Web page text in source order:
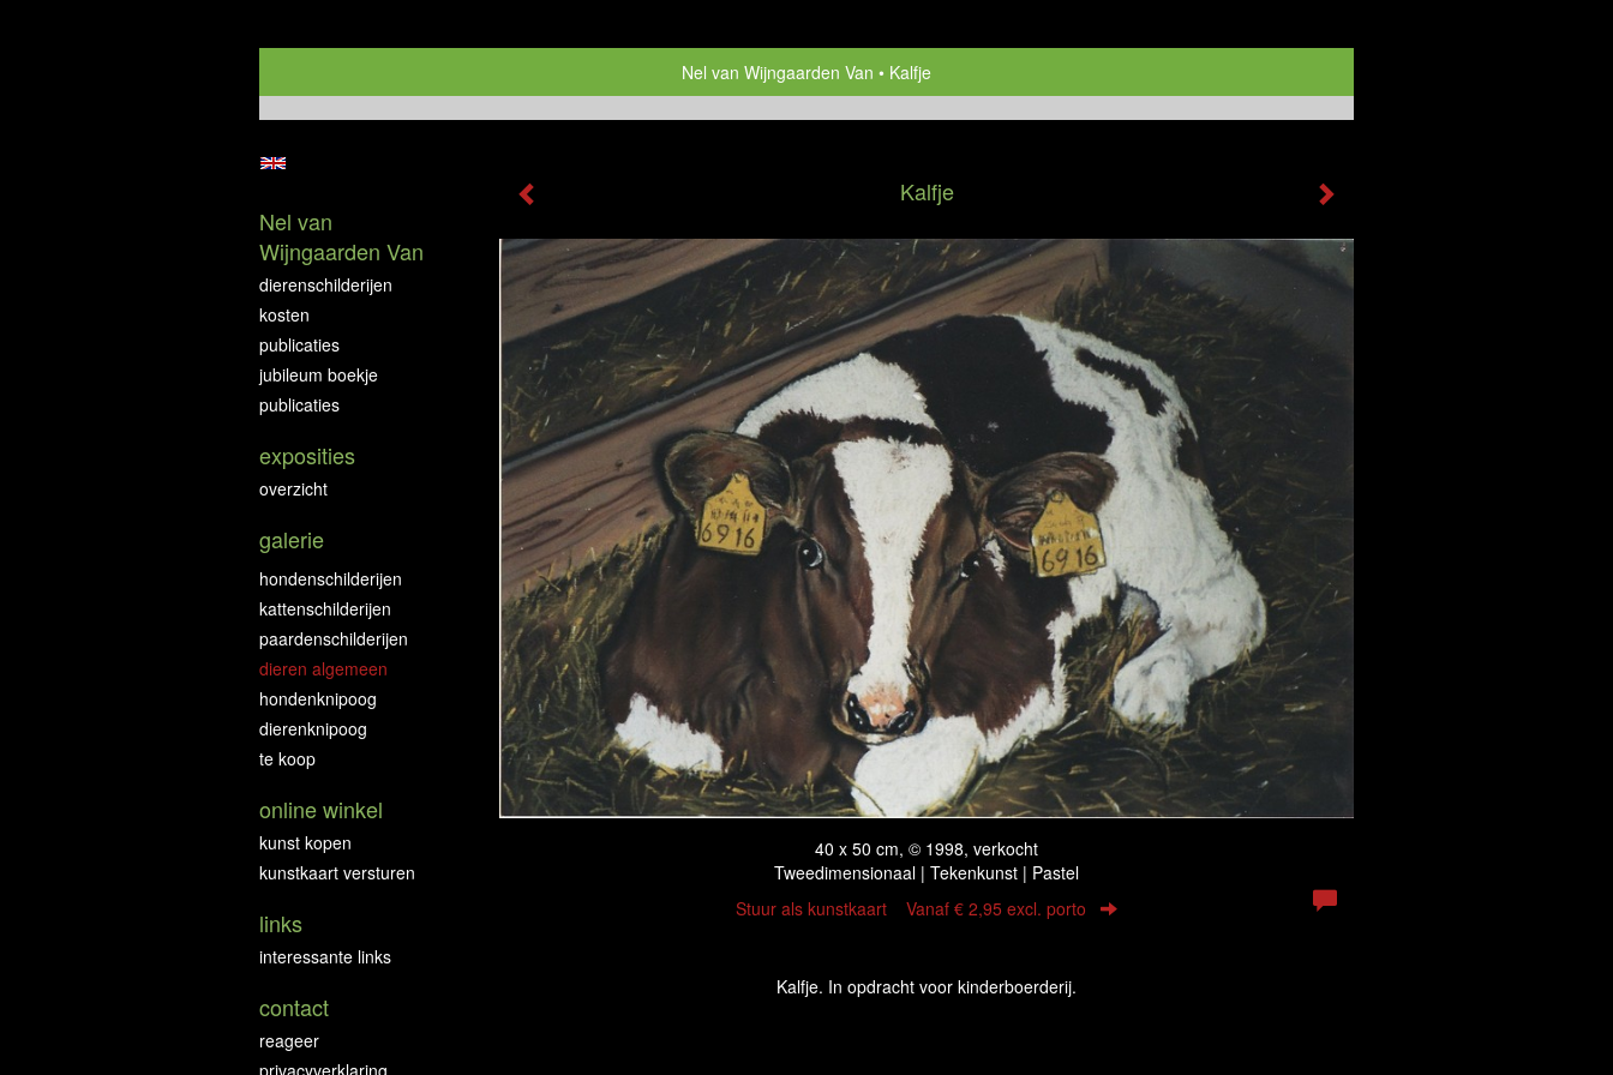
Nel van Wijngaarden Van Kalfje
Kalfje
40 x 50 cm, © 1998, verkocht
Tweedimensionaal | Tekenkunst | Pastel
Stuur als kunstkaart Vanaf € 2,95 excl. porto
Kalfje. In opdracht voor kinderboerderij.
Nel van
Wijngaarden Van
dierenschilderijen
kosten
publicaties
jubileum boekje
publicaties
exposities
overzicht
galerie
hondenschilderijen
kattenschilderijen
paardenschilderijen
dieren algemeen
hondenknipoog
dierenknipoog
te koop
online winkel
kunst kopen
kunstkaart versturen
links
interessante links
contact
reageer
privacyverklaring